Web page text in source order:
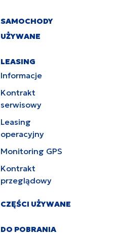
SAMOCHODY
UŻYWANE
LEASING
Informacje
Kontrakt
serwisowy
Leasing
operacyjny
Monitoring GPS
Kontrakt
przeglądowy
CZĘŚCI UŻYWANE
DO POBRANIA